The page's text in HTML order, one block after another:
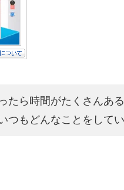
たら時間がたくさんあ
つもどんなことをして